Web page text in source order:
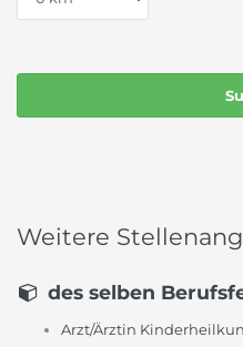
Weitere
des selben
Arzt/Ärztin